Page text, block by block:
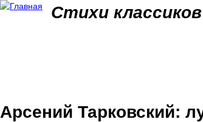
Стихи классиков
Арсений Тарковский: